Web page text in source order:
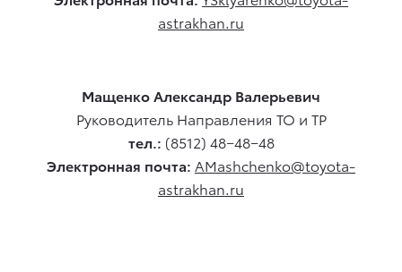
astrakhan.ru
Мащенко Александр Валерьевич
Руководитель Направления ТО и ТР
тел.: (8512) 48−48−48
Электронная почта: AMashchenko@toyota-
astrakhan.ru